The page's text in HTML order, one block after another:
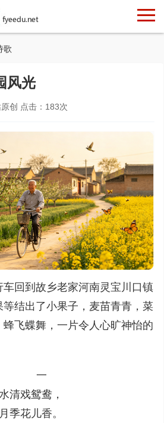
歌
风光
创 点击： 183次
车回到故乡老家河南灵宝川口镇
结出了小果子，麦苗青青，菜
飞蝶舞，一片令人心旷神怡的
一
水清戏鸳鸯，
月季花儿香。